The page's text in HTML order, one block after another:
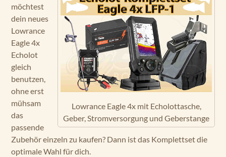
Lowrance Eagle 4x mit Echolottasche,
Geber, Stromversorgung und Geberstange
möchtest
dein neues
Lowrance
Eagle 4x
Echolot
gleich
benutzen,
ohne erst
mühsam
das
passende
Zubehör einzeln zu kaufen? Dann ist das Komplettset die
optimale Wahl für dich.